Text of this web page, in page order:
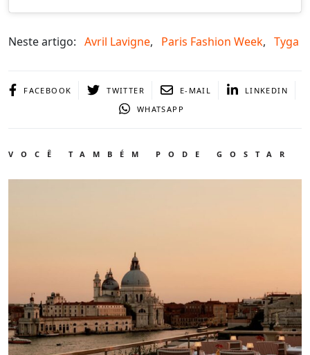
Neste artigo: Avril Lavigne, Paris Fashion Week, Tyga
FACEBOOK TWITTER E-MAIL
LINKEDIN
WHATSAPP
VOCÊ TAMBÉM PODE GOSTAR